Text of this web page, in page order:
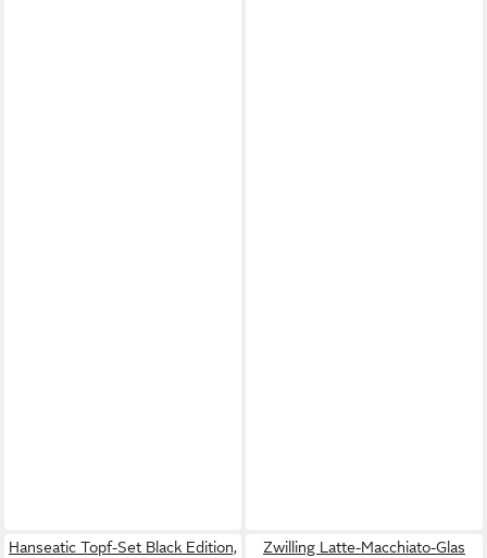
Hanseatic Topf-Set Black Edition,
Zwilling Latte-Macchiato-Glas